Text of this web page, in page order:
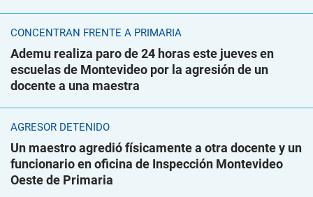
CONCENTRAN FRENTE A PRIMARIA
Ademu realiza paro de 24 horas este jueves en
escuelas de Montevideo por la agresión de un
docente a una maestra
AGRESOR DETENIDO
Un maestro agredió físicamente a otra docente y un
funcionario en oficina de Inspección Montevideo
Oeste de Primaria